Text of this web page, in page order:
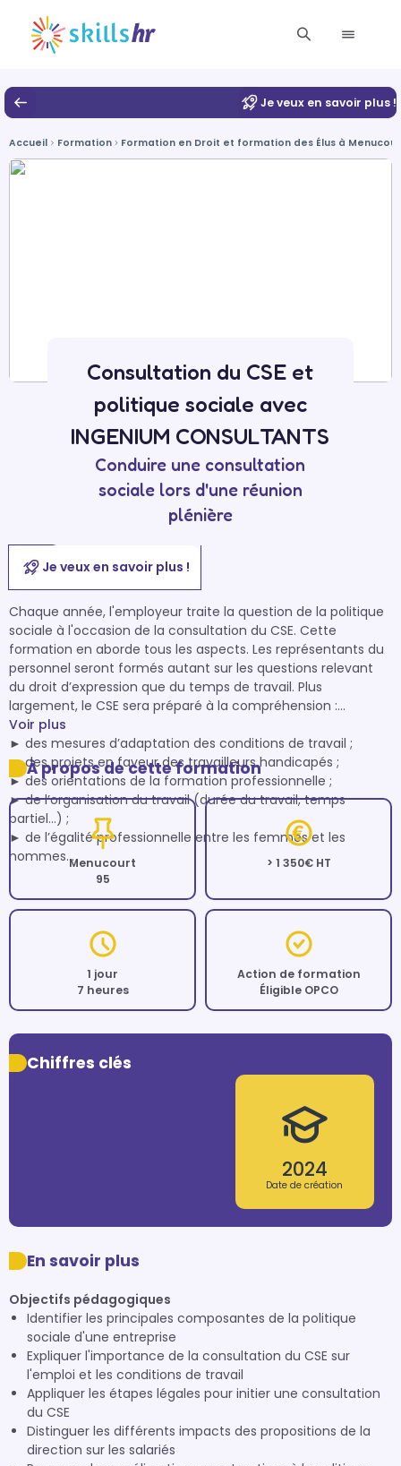
Je veux en savoir plus !
Accueil Formation Formation en Droit et formation des Élus à
Consultation du CSE et
politique sociale avec
INGENIUM CONSULTANTS
Conduire une consultation
sociale lors d'une réunion
plénière
Je veux en savoir plus !
Chaque année, l'employeur traite la question de la politique
sociale à l'occasion de la consultation du CSE. Cette
formation en aborde tous les aspects. Les représentants du
personnel seront formés autant sur les questions relevant
du droit d’expression que du temps de travail. Plus
largement, le CSE sera préparé à la compréhension :
► des mesures d’adaptation des conditions de travail ;
► des projets en faveur des travailleurs handicapés ;
► des orientations de la formation professionnelle ;
► de l’organisation du travail (durée du travail, temps
partiel…) ;
► de l’égalité professionnelle entre les femmes et les
Voir plus
À propos de cette formation
Menucourt
95
> 1 350€ HT
1 jour
7 heures
Action de formation
Éligible OPCO
Chiffres clés
2024
Date de création
En savoir plus
Objectifs pédagogiques
Identifier les principales composantes de la politique
sociale d'une entreprise
Expliquer l'importance de la consultation du CSE sur
l'emploi et les conditions de travail
Appliquer les étapes légales pour initier une consultation
du CSE
Distinguer les différents impacts des propositions de la
direction sur les salariés